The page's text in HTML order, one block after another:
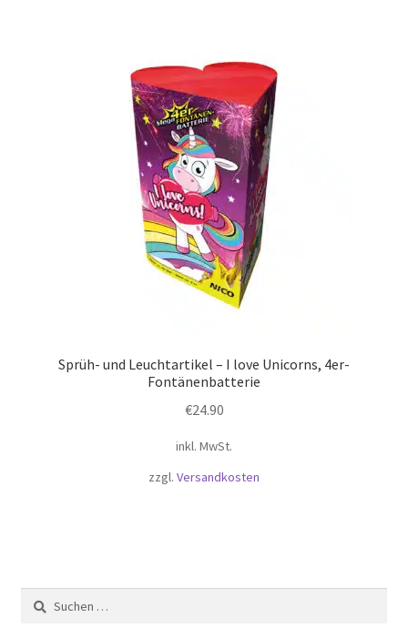
Sprüh- und Leuchtartikel – I love Unicorns, 4er-
Fontänenbatterie
€24.90
inkl. MwSt.
zzgl. Versandkosten
Suchen
nach: